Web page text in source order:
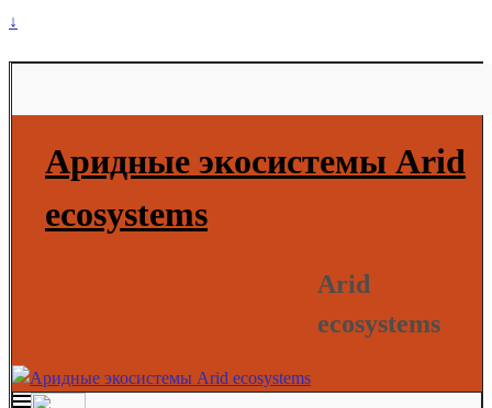
↓
Аридные экосистемы Arid
ecosystems
Arid
ecosystems